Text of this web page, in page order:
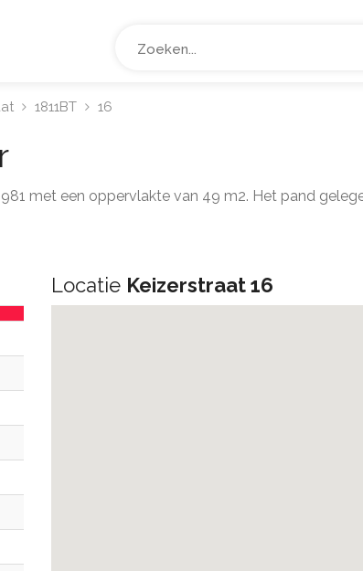
1811BT 16
met een oppervlakte van 49 m2. Het pand
Locatie Keizerstraat 16